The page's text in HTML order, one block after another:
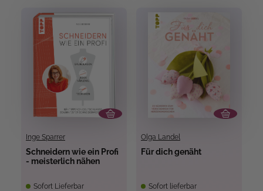
Inge Sparrer
Schneidern wie ein Profi
- meisterlich nähen
Sofort Lieferbar
Olga Landel
Für dich genäht
Sofort lieferbar